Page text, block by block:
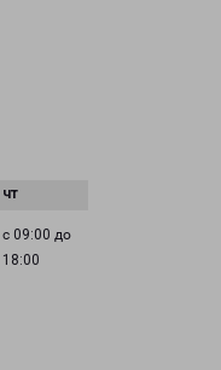
с 09:00 до
18:00